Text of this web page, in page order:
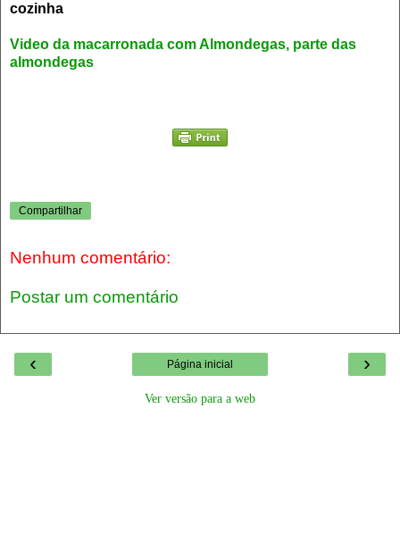
cozinha
Video da macarronada com Almondegas, parte das
almondegas
Compartilhar
Nenhum comentário:
Postar um comentário
‹ ›
Página inicial
Ver versão para a web